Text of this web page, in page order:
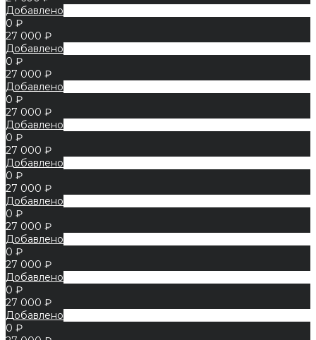
Добавлено
0 ₽
27 000 ₽
Добавлено
0 ₽
27 000 ₽
Добавлено
0 ₽
27 000 ₽
Добавлено
0 ₽
27 000 ₽
Добавлено
0 ₽
27 000 ₽
Добавлено
0 ₽
27 000 ₽
Добавлено
0 ₽
27 000 ₽
Добавлено
0 ₽
27 000 ₽
Добавлено
0 ₽